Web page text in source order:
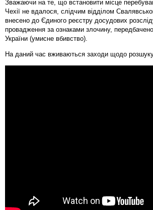
Зважаючи на те, що встановити місце
Чехії не вдалося, слідчим відділом
внесено до Єдиного реєстру досудових
провадження за ознаками злочину,
України (умисне вбивство).
На даний час вживаються заходи щодо розшуку